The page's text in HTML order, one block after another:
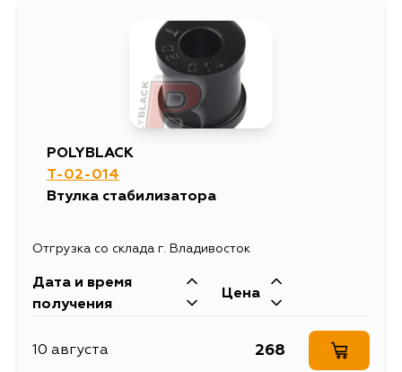
POLYBLACK
T-02-014
Втулка стабилизатора
Отгрузка со склада г. Владивосток
Дата и время
получения
Цена
10 августа 268